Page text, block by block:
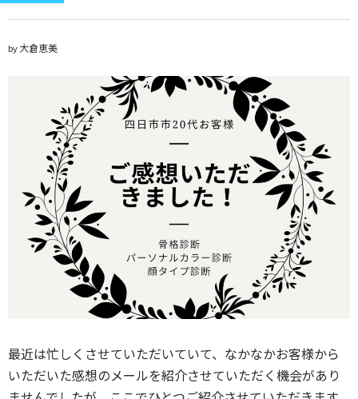
by大倉恵美
最近は忙しくさせていただいていて、なかなかお客様から
いただいた感想のメールを紹介させていただく機会があり